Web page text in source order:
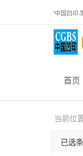
“中国凹印-
首页
当前位置
已选